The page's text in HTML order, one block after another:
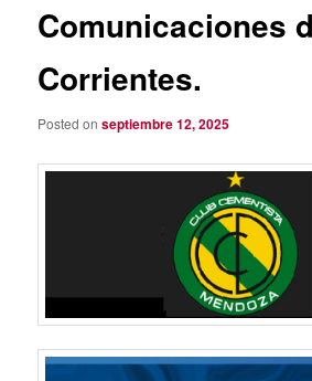
Comunicaciones
Corrientes.
Posted onseptiembre 12, 2025